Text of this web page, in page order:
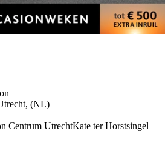
(NL)
Centrum UtrechtKate ter Horstsingel